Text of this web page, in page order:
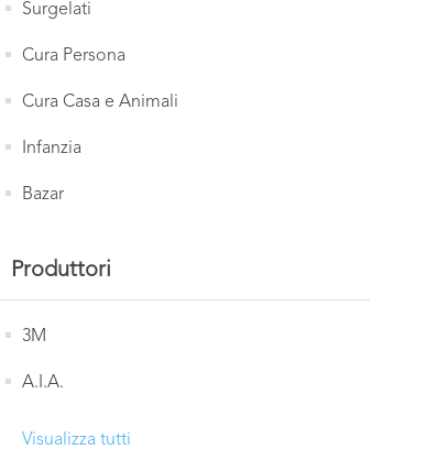
Surgelati
Cura Persona
Cura Casa e Animali
Infanzia
Bazar
Produttori
3M
A.I.A.
Visualizza tutti